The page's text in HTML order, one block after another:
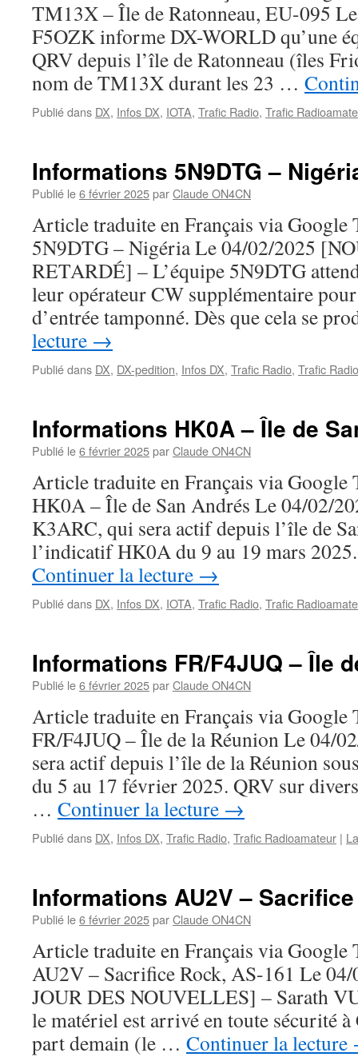
TM13X – Île de Ratonneau, EU-095
F5OZK informe DX-WORLD qu’une
QRV depuis l’île de Ratonneau (îles
nom de TM13X durant les 23 …
Publié dans DX, Infos DX, IOTA, Trafic Radio, Trafic
Informations 5N9DTG –
Publié le6 février 2025parClaude ON4CN
Article traduite en Français via Google
5N9DTG – Nigéria Le 04/02/2025
RETARDÉ] – L’équipe 5N9DTG
leur opérateur CW supplémentaire
d’entrée tamponné. Dès que cela se
lecture →
Publié dans DX, DX-pedition, Infos DX, Trafic Radio, Trafic
Informations HK0A – Île de
Publié le6 février 2025parClaude ON4CN
Article traduite en Français via Google
HK0A – Île de San Andrés Le 04/02/
K3ARC, qui sera actif depuis l’île de
l’indicatif HK0A du 9 au 19 mars
Continuer la lecture →
Publié dans DX, Infos DX, IOTA, Trafic Radio, Trafic
Informations FR/F4JUQ – Île
Publié le6 février 2025parClaude ON4CN
Article traduite en Français via Google
FR/F4JUQ – Île de la Réunion Le 04/
sera actif depuis l’île de la Réunion
du 5 au 17 février 2025. QRV sur
… Continuer la lecture →
Publié dans DX, Infos DX, Trafic Radio, Trafic Radioamateur |
Informations AU2V –
Publié le6 février 2025parClaude ON4CN
Article traduite en Français via Google
AU2V – Sacrifice Rock, AS-161 Le
JOUR DES NOUVELLES] – Sarath
le matériel est arrivé en toute sécurité
part demain (le … Continuer la lecture